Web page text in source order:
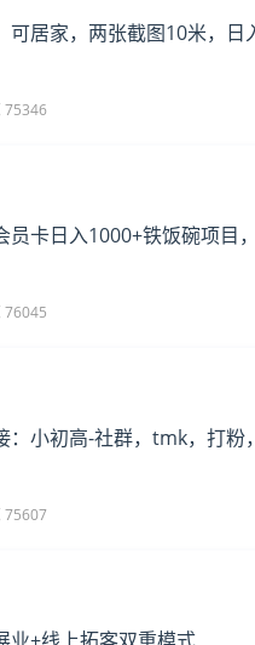
可居家，两张截图10米，日
75346
员卡日入1000+铁饭碗项目
76045
：小初高-社群，tmk，打粉
75607